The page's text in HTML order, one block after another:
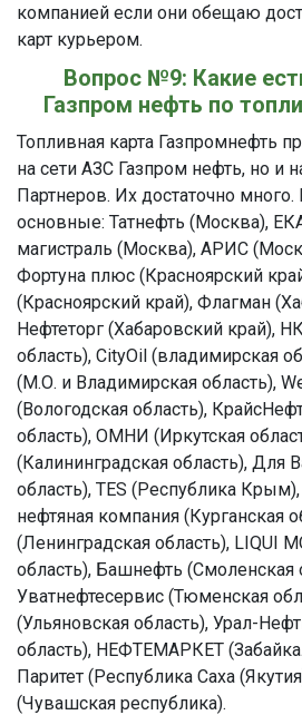
компанией если они обещаю
карт курьером.
Вопрос №9: Какие
Газпром нефть по
Топливная карта Газпромнефть
на сети АЗС Газпром нефть, но и
Партнеров. Их достаточно
основные: Татнефть (Москва),
магистраль (Москва), АРИС
Фортуна плюс (Красноярский
(Красноярский край), Флагман
Нефтеторг (Хабаровский край),
область), CityOil (владимирская
(М.О. и Владимирская область),
(Вологодская область),
область), ОМНИ (Иркутская
(Калининградская область), Для
область), TES (Республика
нефтяная компания (Курганская
(Ленинградская область), LIQUI
область), Башнефть (Смоленская
Уватнефтесервис (Тюменская
(Ульяновская область), Урал-
область), НЕФТЕМАРКЕТ
Паритет (Республика Саха
(Чувашская республика).